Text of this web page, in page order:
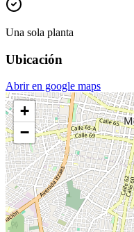
Una sola planta
Ubicación
Abrir en google maps
+
−